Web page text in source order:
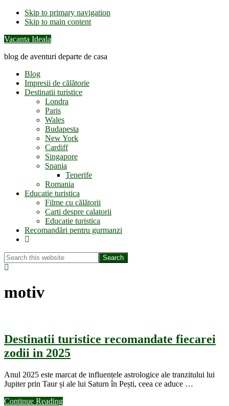
Skip to primary navigation
Skip to main content
Vacanta Ideala
blog de aventuri departe de casa
Blog
Impresii de călătorie
Destinatii turistice
Londra
Paris
Wales
Budapesta
New York
Cardiff
Singapore
Spania
Tenerife
Romania
Educatie turistica
Filme cu călătorii
Carti despre calatorii
Educatie turistica
Recomandări pentru gurmanzi
Show
Search
this
Hide
motiv
Destinatii turistice recomandate fiecarei
zodii in 2025
Anul 2025 este marcat de influențele astrologice ale tranzitului lui
Jupiter prin Taur și ale lui Saturn în Pești, ceea ce aduce …
Continue Readingabout